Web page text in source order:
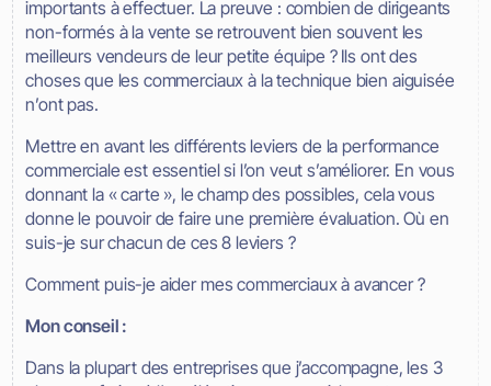
importants à effectuer. La preuve : combien de dirigeants
non-formés à la vente se retrouvent bien souvent les
meilleurs vendeurs de leur petite équipe ? Ils ont des
choses que les commerciaux à la technique bien aiguisée
n’ont pas.
Mettre en avant les différents leviers de la performance
commerciale est essentiel si l’on veut s’améliorer. En vous
donnant la « carte », le champ des possibles, cela vous
donne le pouvoir de faire une première évaluation. Où en
suis-je sur chacun de ces 8 leviers ?
Comment puis-je aider mes commerciaux à avancer ?
Mon conseil :
Dans la plupart des entreprises que j’accompagne, les 3